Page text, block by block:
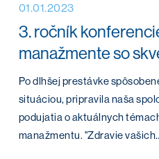
01.01.2023
3. ročník
manažmente so
Po dlhšej prestávke
situáciou, pripravila naša
podujatia o aktuálnych
manažmentu. "Zdravie